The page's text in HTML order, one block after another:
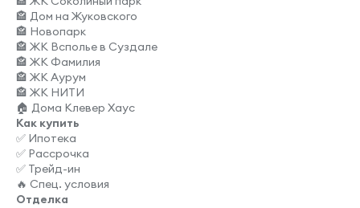
🏤 Дом на Жуковского
🏤 Новопарк
🏤 ЖК Всполье в Суздале
🏤 ЖК Фамилия
🏤 ЖК Аурум
🏤 ЖК НИТИ
🏠 Дома Клевер Хаус
Как купить
✅ Ипотека
✅ Рассрочка
✅ Трейд-ин
🔥 Спец. условия
Отделка